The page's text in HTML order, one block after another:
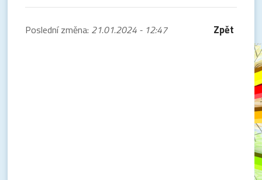
Poslední změna: 21.01.2024 - 12:47 Zpět